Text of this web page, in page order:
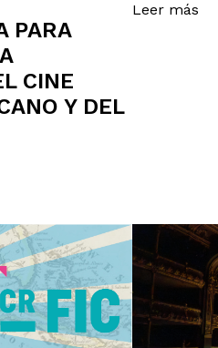
PARA
CINE
Y DEL
Leer más